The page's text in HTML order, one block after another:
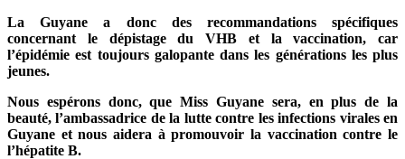
La Guyane a donc des recommandations spécifiques
concernant le dépistage du VHB et la vaccination, car
l’épidémie est toujours galopante dans les générations les plus
jeunes.
Nous espérons donc, que Miss Guyane sera, en plus de la
beauté, l’ambassadrice de la lutte contre les infections virales en
Guyane et nous aidera à promouvoir la vaccination contre le
l’hépatite B.